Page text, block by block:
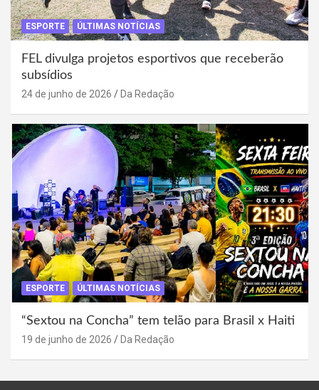
ESPORTE ÚLTIMAS NOTÍCIAS
FEL divulga projetos esportivos que receberão
subsídios
24 de junho de 2026 Da Redação
ESPORTE ÚLTIMAS NOTÍCIAS
“Sextou na Concha” tem telão para Brasil x Haiti
19 de junho de 2026 Da Redação